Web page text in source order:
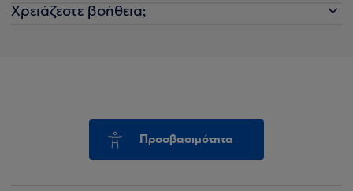
Χρειάζεστε βοήθεια;
Προσβασιμότητα